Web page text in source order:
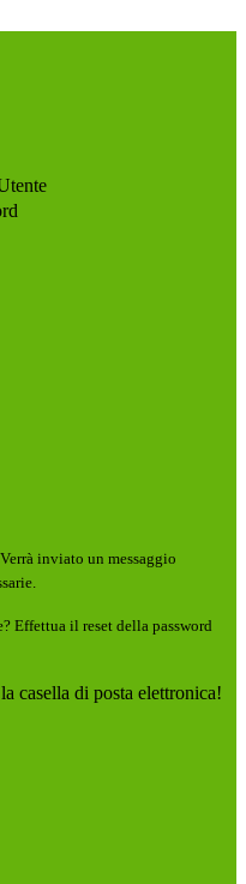
Verrà inviato un messaggio
Effettua il reset della password
casella di posta elettronica!